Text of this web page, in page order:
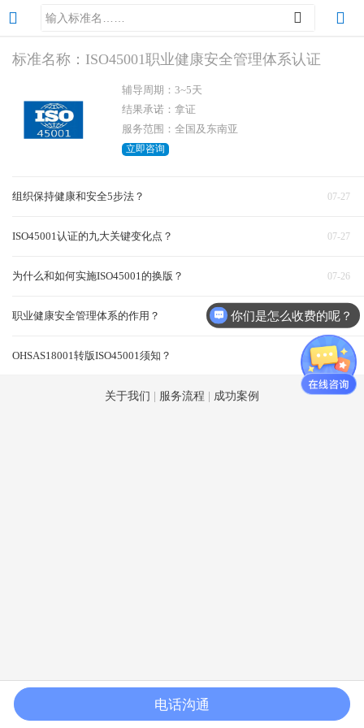
标准名称：ISO45001职业健康安全管理体系认证
辅导周期：3~5天
结果承诺：拿证
服务范围：全国及东南亚
立即咨询
07-27
组织保持健康和安全5步法？
07-27
ISO45001认证的九大关键变化点？
07-26
为什么和如何实施ISO45001的换版？
07-26
职业健康安全管理体系的作用？
03-03
OHSAS18001转版ISO45001须知？
关于我们 服务流程 成功案例
首页 标准验厂 客户验厂 体系认证 联系我们
你们是怎么收费的呢？
电话沟通